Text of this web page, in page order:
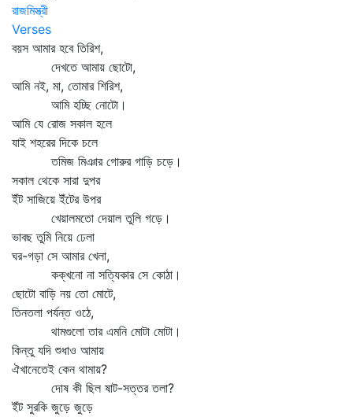
রাজমিস্ত্রী
Verses
বয়স আমার হবে তিরিশ,
দেখতে আমায় ছোটো,
আমি নই, মা, তোমার শিরিশ,
আমি হচ্ছি নোটো।
আমি যে রোজ সকাল হলে
যাই শহরের দিকে চলে
তমিজ মিঞার গোরুর গাড়ি চড়ে।
সকাল থেকে সারা দুপর
ইঁট সাজিয়ে ইঁটের উপর
খেয়ালমতো দেয়াল তুলি গড়ে।
ভাবছ তুমি নিয়ে ঢেলা
ঘর-গড়া সে আমার খেলা,
কক্‌খনো না সত্যিকার সে কোঠা।
ছোটো বাড়ি নয় তো মোটে,
তিনতলা পর্যন্ত ওঠে,
থামগুলো তার এমনি মোটা মোটা।
কিন্তু যদি শুধাও আমায়
ঐখানেতেই কেন থামায়?
দোষ কী ছিল ষাট-সত্তর তলা?
ইঁট সুরকি জুড়ে জুড়ে